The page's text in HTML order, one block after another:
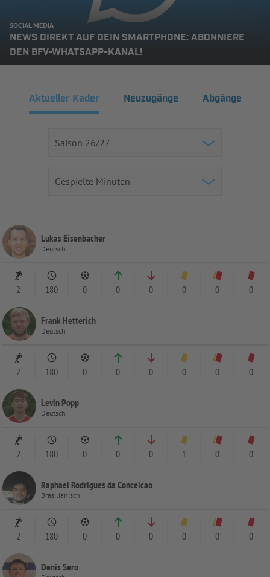
SOCIAL MEDIA
NEWS DIREKT AUF DEIN SMARTPHONE: ABONNIERE
DEN BFV-WHATSAPP-KANAL!
Aktueller Kader Neuzugänge Abgänge
Lukas Eisenbacher
Deutsch
2 180 0 0 0 0 0 0
Frank Hetterich
Deutsch
2 180 0 0 0 0 0 0
Levin Popp
Deutsch
2 180 0 0 0 1 0 0
Raphael Rodrigues da Conceicao
Brasilianisch
2 180 0 0 0 0 0 0
Denis Sero